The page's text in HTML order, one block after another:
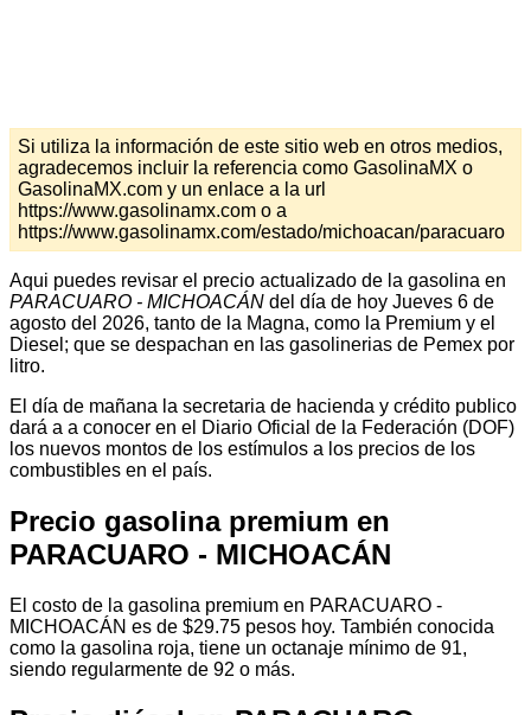
Si utiliza la información de este sitio web en otros medios,
agradecemos incluir la referencia como GasolinaMX o
GasolinaMX.com y un enlace a la url
https://www.gasolinamx.com o a
https://www.gasolinamx.com/estado/michoacan/paracuaro
Aqui puedes revisar el precio actualizado de la gasolina en
PARACUARO - MICHOACÁN del día de hoy Jueves 6 de
agosto del 2026, tanto de la Magna, como la Premium y el
Diesel; que se despachan en las gasolinerias de Pemex por
litro.
El día de mañana la secretaria de hacienda y crédito publico
dará a a conocer en el Diario Oficial de la Federación (DOF)
los nuevos montos de los estímulos a los precios de los
combustibles en el país.
Precio gasolina premium en
PARACUARO - MICHOACÁN
El costo de la gasolina premium en PARACUARO -
MICHOACÁN es de $29.75 pesos hoy. También conocida
como la gasolina roja, tiene un octanaje mínimo de 91,
siendo regularmente de 92 o más.